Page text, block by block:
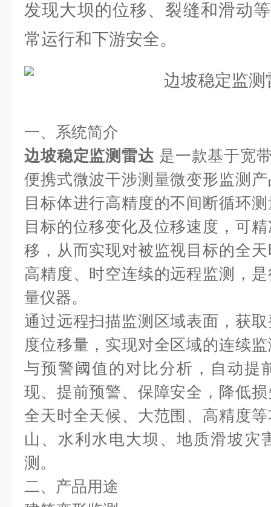
发现大坝的位移、裂缝和滑动
常运行和下游安全。
一、系统简介
边坡稳定监测雷达 是一款基于宽
便携式微波干涉测量微变形监测
目标体进行高精度的不间断循环
目标的位移变化及位移速度，可
移，从而实现对被监视目标的全
高精度、时空连续的远程监测，
量仪器。
通过远程扫描监测区域表面，获
度位移量，实现对全区域的连续
与预警阈值的对比分析，自动提
现、提前预警、保障安全，降低
全天时全天候、大范围、高精度
山、水利水电大坝、地质滑坡灾
测。
二、产品用途